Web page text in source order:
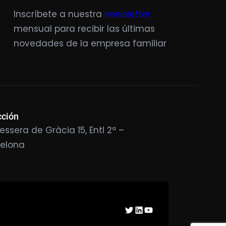
Inscríbete a nuestra newsletter
mensual para recibir las últimas
novedades de la empresa familiar
de Gràcia 15, Entl 2ª –
Twitter
LinkedIn
YouTube